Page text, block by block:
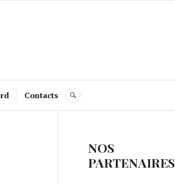
Contacts RECHERCHE
NOS
PARTENAIRES